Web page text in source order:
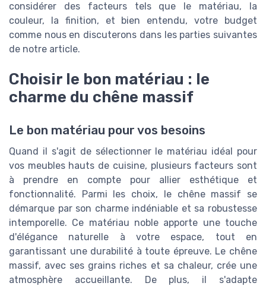
considérer des facteurs tels que le matériau, la
couleur, la finition, et bien entendu, votre budget
comme nous en discuterons dans les parties suivantes
de notre article.
Choisir le bon matériau : le
charme du chêne massif
Le bon matériau pour vos besoins
Quand il s'agit de sélectionner le matériau idéal pour
vos meubles hauts de cuisine, plusieurs facteurs sont
à prendre en compte pour allier esthétique et
fonctionnalité. Parmi les choix, le chêne massif se
démarque par son charme indéniable et sa robustesse
intemporelle. Ce matériau noble apporte une touche
d'élégance naturelle à votre espace, tout en
garantissant une durabilité à toute épreuve. Le chêne
massif, avec ses grains riches et sa chaleur, crée une
atmosphère accueillante. De plus, il s'adapte